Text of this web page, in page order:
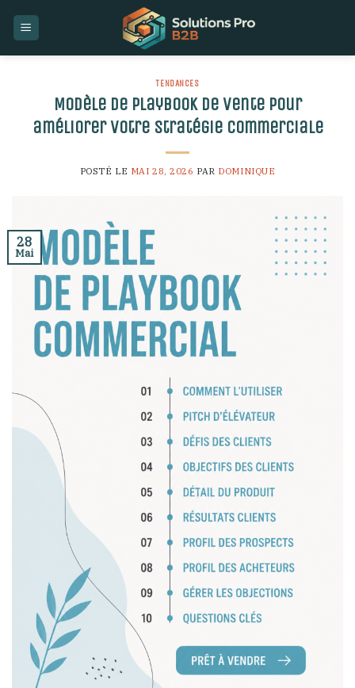
TENDANCES
Modèle de playbook de vente pour
améliorer votre stratégie commerciale
POSTÉ LE MAI 28, 2026 PAR DOMINIQUE
28
Mai